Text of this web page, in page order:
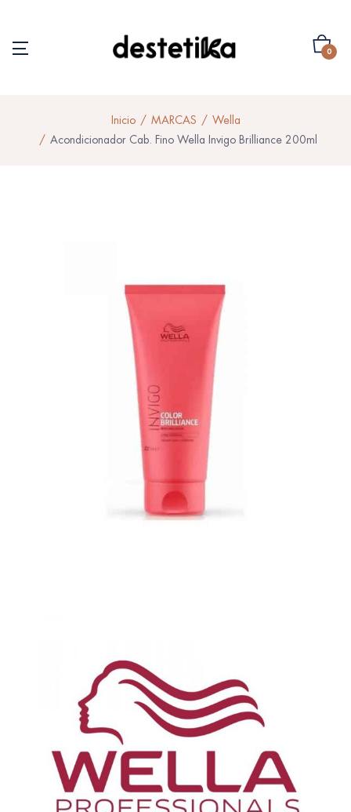
0
Inicio MARCAS
Wella
Acondicionador Cab. Fino Wella Invigo Brilliance 200ml